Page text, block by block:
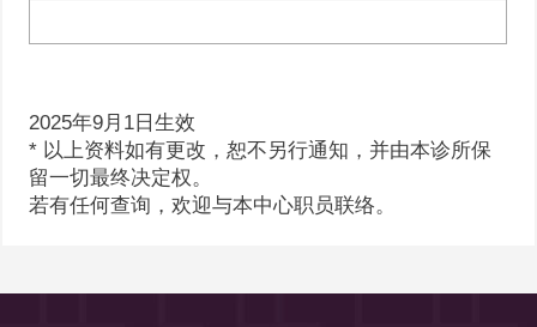
2025年9月1日生效
* 以上资料如有更改，恕不另行通知，并由本诊所保
留一切最终决定权。
若有任何查询，欢迎与本中心职员联络。